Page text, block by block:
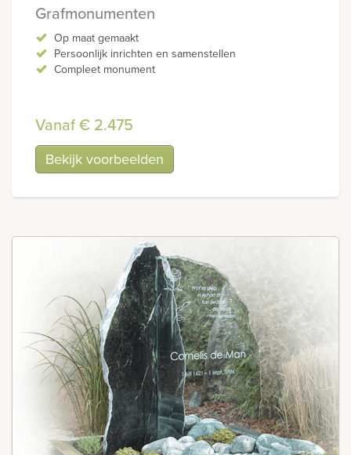
Grafmonumenten
Op maat gemaakt
Persoonlijk inrichten en samenstellen
Compleet monument
Vanaf € 2.475
Bekijk voorbeelden